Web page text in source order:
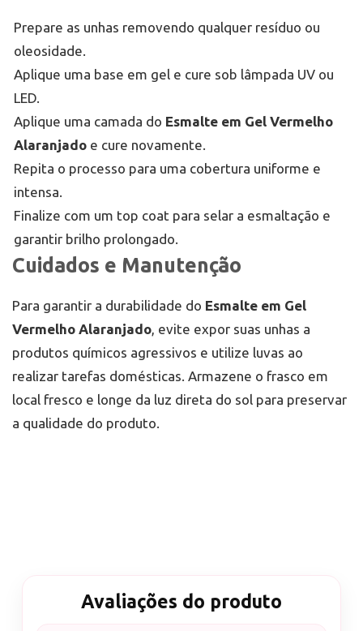
Prepare as unhas removendo qualquer resíduo ou
oleosidade.
Aplique uma base em gel e cure sob lâmpada UV ou
LED.
Aplique uma camada do Esmalte em Gel Vermelho
Alaranjado e cure novamente.
Repita o processo para uma cobertura uniforme e
intensa.
Finalize com um top coat para selar a esmaltação e
garantir brilho prolongado.
Cuidados e Manutenção
Para garantir a durabilidade do Esmalte em Gel
Vermelho Alaranjado, evite expor suas unhas a
produtos químicos agressivos e utilize luvas ao
realizar tarefas domésticas. Armazene o frasco em
local fresco e longe da luz direta do sol para preservar
a qualidade do produto.
Avaliações do produto